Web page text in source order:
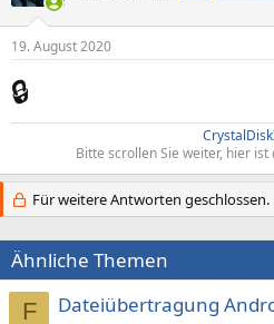
19. August 2020
🔒
Bitte scrollen Sie weiter, hier ist
Für weitere Antworten geschlossen.
Ähnliche Themen
F
Dateiübertragung